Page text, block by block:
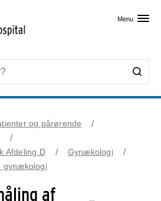
Menu
og pårørende
Afdeling D
Gynækologi
gynækologi
af